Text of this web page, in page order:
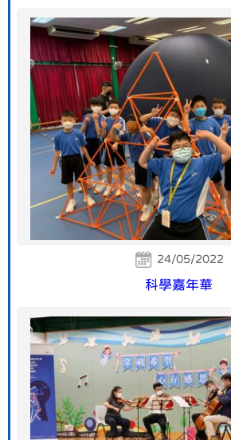
24/05/2022
科學嘉年華